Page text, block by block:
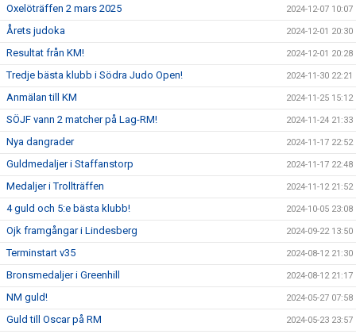
Oxelöträffen 2 mars 2025 2024-12-07 10:07
Årets judoka 2024-12-01 20:30
Resultat från KM! 2024-12-01 20:28
Tredje bästa klubb i Södra Judo Open! 2024-11-30 22:21
Anmälan till KM 2024-11-25 15:12
SÖJF vann 2 matcher på Lag-RM! 2024-11-24 21:33
Nya dangrader 2024-11-17 22:52
Guldmedaljer i Staffanstorp 2024-11-17 22:48
Medaljer i Trollträffen 2024-11-12 21:52
4 guld och 5:e bästa klubb! 2024-10-05 23:08
Ojk framgångar i Lindesberg 2024-09-22 13:50
Terminstart v35 2024-08-12 21:30
Bronsmedaljer i Greenhill 2024-08-12 21:17
NM guld! 2024-05-27 07:58
Guld till Oscar på RM 2024-05-23 23:57